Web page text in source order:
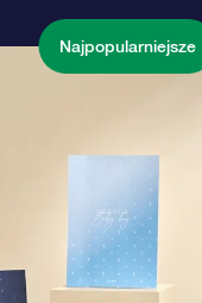
Najpopularniejsze